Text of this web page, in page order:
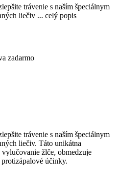
trávenie s naším špeciálnym
liečiv ... celý popis
zadarmo
trávenie s naším špeciálnym
liečiv. Táto unikátna
žlče, obmedzuje
účinky.